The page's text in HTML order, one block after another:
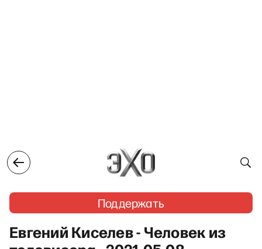
Поддержать
Евгений Киселев - Человек из